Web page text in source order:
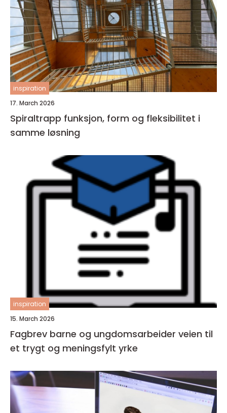
inspiration
17. March 2026
Spiraltrapp funksjon, form og fleksibilitet i
samme løsning
inspiration
15. March 2026
Fagbrev barne og ungdomsarbeider veien til
et trygt og meningsfylt yrke